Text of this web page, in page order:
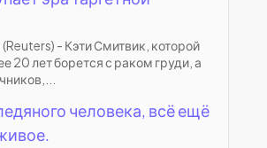
- Кэти Смитвик, которой
20 лет борется с раком груди, а
человека, всё ещё